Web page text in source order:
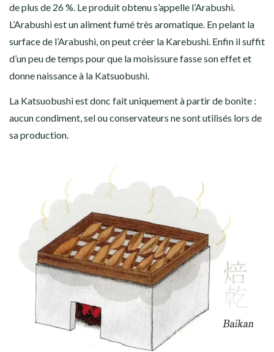
de plus de 26 %. Le produit obtenu s’appelle l’Arabushi.
L’Arabushi est un aliment fumé très aromatique. En pelant la
surface de l’Arabushi, on peut créer la Karebushi. Enfin il suffit
d’un peu de temps pour que la moisissure fasse son effet et
donne naissance à la Katsuobushi.
La Katsuobushi est donc fait uniquement à partir de bonite :
aucun condiment, sel ou conservateurs ne sont utilisés lors de
sa production.